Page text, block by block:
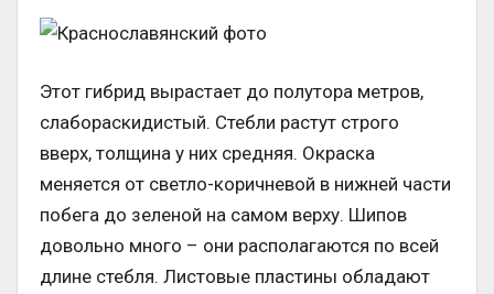
Этот гибрид вырастает до полутора метров,
слабораскидистый. Стебли растут строго
вверх, толщина у них средняя. Окраска
меняется от светло-коричневой в нижней части
побега до зеленой на самом верху. Шипов
довольно много – они располагаются по всей
длине стебля. Листовые пластины обладают